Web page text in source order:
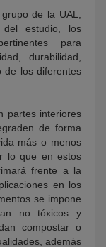
de la UAL,
del estudio, los
para
durabilidad,
de los diferentes
partes interiores
de forma
más o menos
lo que en estos
frente a la
en los
se impone
no tóxicos y
compostar o
además